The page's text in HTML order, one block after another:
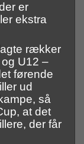
er
ekstra
rækker
U12 –
førende
ud
så
at det
der får